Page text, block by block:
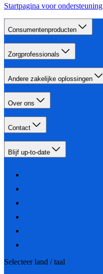
Startpagina voor ondersteuning
Consumentenproducten
Zorgprofessionals
Andere zakelijke oplossingen
Over ons
Contact
Blijf up-to-date
Selecteer land / taal